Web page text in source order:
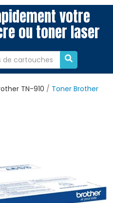
votre
ou toner laser
TN-910
Toner Brother